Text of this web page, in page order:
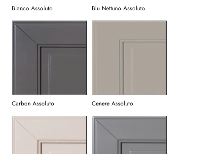
Bianco Assoluto Blu Nettuno Assoluto
Carbon Assoluto Cenere Assoluto